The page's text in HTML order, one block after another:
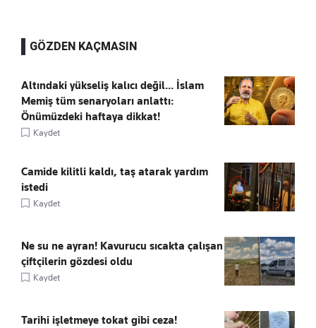
GÖZDEN KAÇMASIN
Altındaki yükseliş kalıcı değil... İslam
Memiş tüm senaryoları anlattı:
Önümüzdeki haftaya dikkat!
Kaydet
Camide kilitli kaldı, taş atarak yardım
istedi
Kaydet
Ne su ne ayran! Kavurucu sıcakta çalışan
çiftçilerin gözdesi oldu
Kaydet
Tarihi işletmeye tokat gibi ceza!